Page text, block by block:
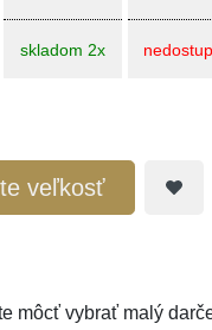
skladom 2x
veľkosť
môcť vybrať malý